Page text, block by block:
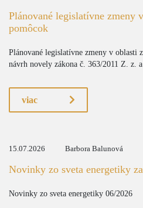
Plánované legislatívne zmeny
pomôcok
Plánované legislatívne zmeny v oblasti
návrh novely zákona č. 363/2011 Z. z.
viac
15.07.2026 Barbora Balunová
Novinky zo sveta energetiky
Novinky zo sveta energetiky 06/2026